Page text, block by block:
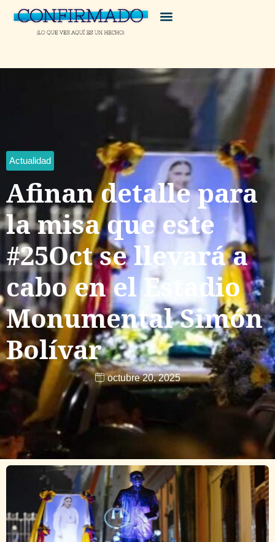
Actualidad
Afinan detalle para
la misa que este
#25Oct se llevará a
cabo en el Estadio
Monumental Simón
Bolívar
octubre 20, 2025